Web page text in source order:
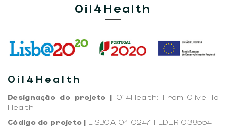
Oil4Health
Oil4Health
Designação do projeto | Oil4Health: From Olive To
Health
Código do projeto | LISBOA-01-0247-FEDER-038554